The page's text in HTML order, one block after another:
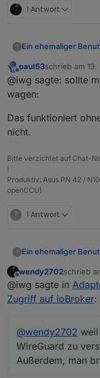
1 Antwort
?
Offline
paul53schrieb am 13.
zuletzt editiert
@iwg sagte: sollte
wagen:
Das funktioniert
nicht.
Bitte verzichtet auf Chat-
!
Produktiv: Asus PN 42 /
openCCU)
? 1 Antwort
?
Offline
wendy2702schrieb
zuletzt
@iwg sagte in
Zugriff auf ioBroker:
@wendy2702
WireGuard zu
Außerdem, man